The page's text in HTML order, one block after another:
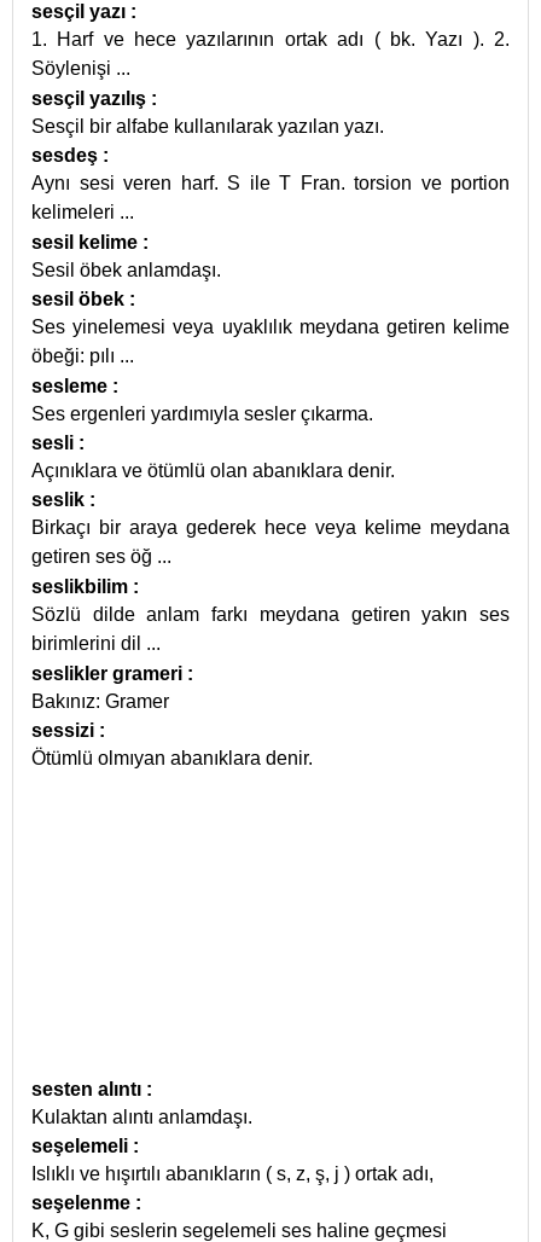
sesçil yazı :
1. Harf ve hece yazılarının ortak adı ( bk. Yazı ). 2.
Söylenişi ...
sesçil yazılış :
Sesçil bir alfabe kullanılarak yazılan yazı.
sesdeş :
Aynı sesi veren harf. S ile T Fran. torsion ve portion
kelimeleri ...
sesil kelime :
Sesil öbek anlamdaşı.
sesil öbek :
Ses yinelemesi veya uyaklılık meydana getiren kelime
öbeği: pılı ...
sesleme :
Ses ergenleri yardımıyla sesler çıkarma.
sesli :
Açınıklara ve ötümlü olan abanıklara denir.
seslik :
Birkaçı bir araya gederek hece veya kelime meydana
getiren ses öğ ...
seslikbilim :
Sözlü dilde anlam farkı meydana getiren yakın ses
birimlerini dil ...
seslikler grameri :
Bakınız: Gramer
sessizi :
Ötümlü olmıyan abanıklara denir.
sesten alıntı :
Kulaktan alıntı anlamdaşı.
seşelemeli :
Islıklı ve hışırtılı abanıkların ( s, z, ş, j ) ortak adı,
seşelenme :
K, G gibi seslerin segelemeli ses haline geçmesi